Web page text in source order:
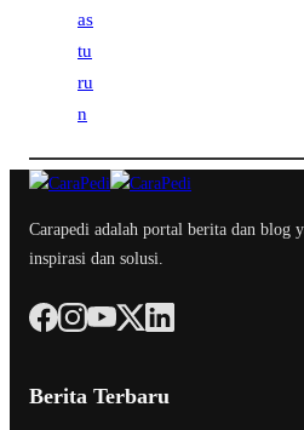
Carapedi adalah portal berita dan blog
inspirasi dan solusi.
Berita Terbaru